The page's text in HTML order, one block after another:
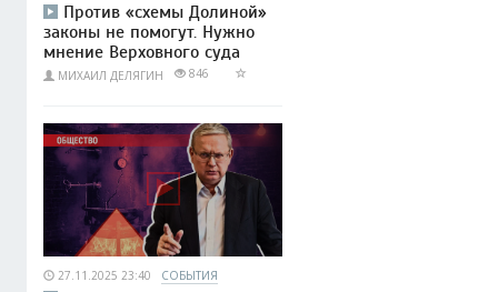
Против «схемы Долиной»
законы не помогут. Нужно
мнение Верховного суда
МИХАИЛ ДЕЛЯГИН 846
27.11.2025 23:40 СОБЫТИЯ